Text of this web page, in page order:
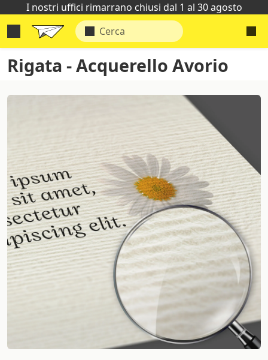
I nostri uffici rimarrano chiusi dal 1 al 30 agosto
Rigata - Acquerello Avorio